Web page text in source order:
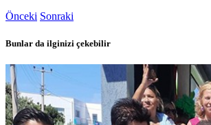
Önceki Sonraki
Bunlar da ilginizi çekebilir